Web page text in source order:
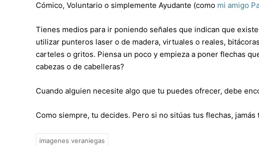
Cómico, Voluntario o simplemente Ayudante (como mi amigo
Tienes medios para ir poniendo señales que indican que
utilizar punteros laser o de madera, virtuales o reales,
carteles o gritos. Piensa un poco y empieza a poner flechas
cabezas o de cabelleras?
Cuando alguien necesite algo que tu puedes ofrecer, debe
Como siempre, tu decides. Pero si no sitúas tus flechas, jamás
imagenes veraniegas